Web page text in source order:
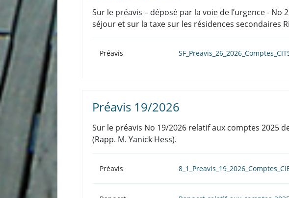
Sur le préavis – déposé par la voie de l’urgence -
séjour et sur la taxe sur les résidences secondaires
Préavis
Préavis 19/2026
Sur le préavis No 19/2026 relatif aux comptes 2025
(Rapp. M. Yanick Hess).
Préavis